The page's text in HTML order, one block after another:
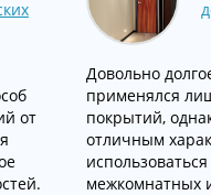
от
Довольно
применялся
покрытий,
отличным
межкомнатных